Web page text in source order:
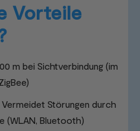
Vorteile
m bei Sichtverbindung (im
Störungen durch
(WLAN, Bluetooth)